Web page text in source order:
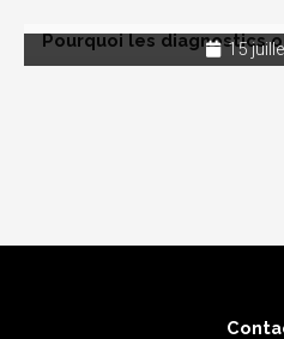
Pourquoi les diagnostics
15